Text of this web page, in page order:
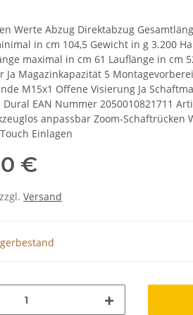
Werte Abzug Direktabzug
in cm 104,5 Gewicht in g 3.200
maximal in cm 61 Lauflänge in cm
Ja Magazinkapazität 5
M15x1 Offene Visierung Ja
EAN Nummer 2050010821711
anpassbar Zoom-Schaftrücken
Einlagen
€
Versand